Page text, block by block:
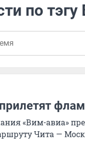
по
«Вим-авиа»
Чита —